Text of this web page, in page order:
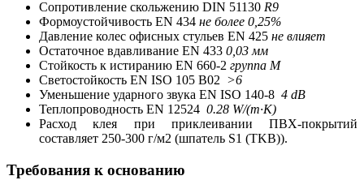
Сопротивление скольжению DIN 51130 R9
Формоустойчивость EN 434 не более 0,25%
Давление колес офисных стульев EN 425 не влияет
Остаточное вдавливание EN 433 0,03 мм
Стойкость к истиранию EN 660-2 группа М
Светостойкость EN ISO 105 B02 >6
Уменьшение ударного звука EN ISO 140-8 4 dB
Теплопроводность EN 12524 0.28 W/(m·K)
Расход клея при приклеивании ПВХ-покрытий
составляет 250-300 г/м2 (шпатель S1 (TKB)).
Требования к основанию